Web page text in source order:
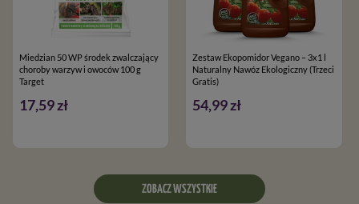
Miedzian 50 WP środek zwalczający
choroby warzyw i owoców 100 g
Target
17,59 zł
Zestaw Ekopomidor Vegano – 3x1 l
Naturalny Nawóz Ekologiczny (Trzeci
Gratis)
54,99 zł
ZOBACZ WSZYSTKIE